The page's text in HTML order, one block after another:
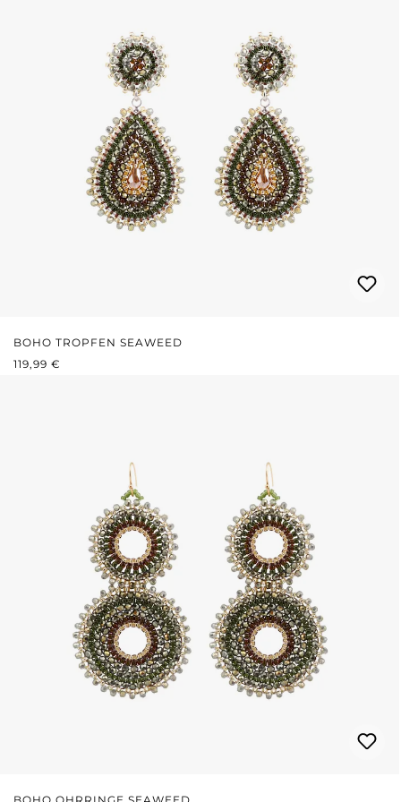
BOHO TROPFEN SEAWEED
REGULÄRER PREIS:
119,99 €